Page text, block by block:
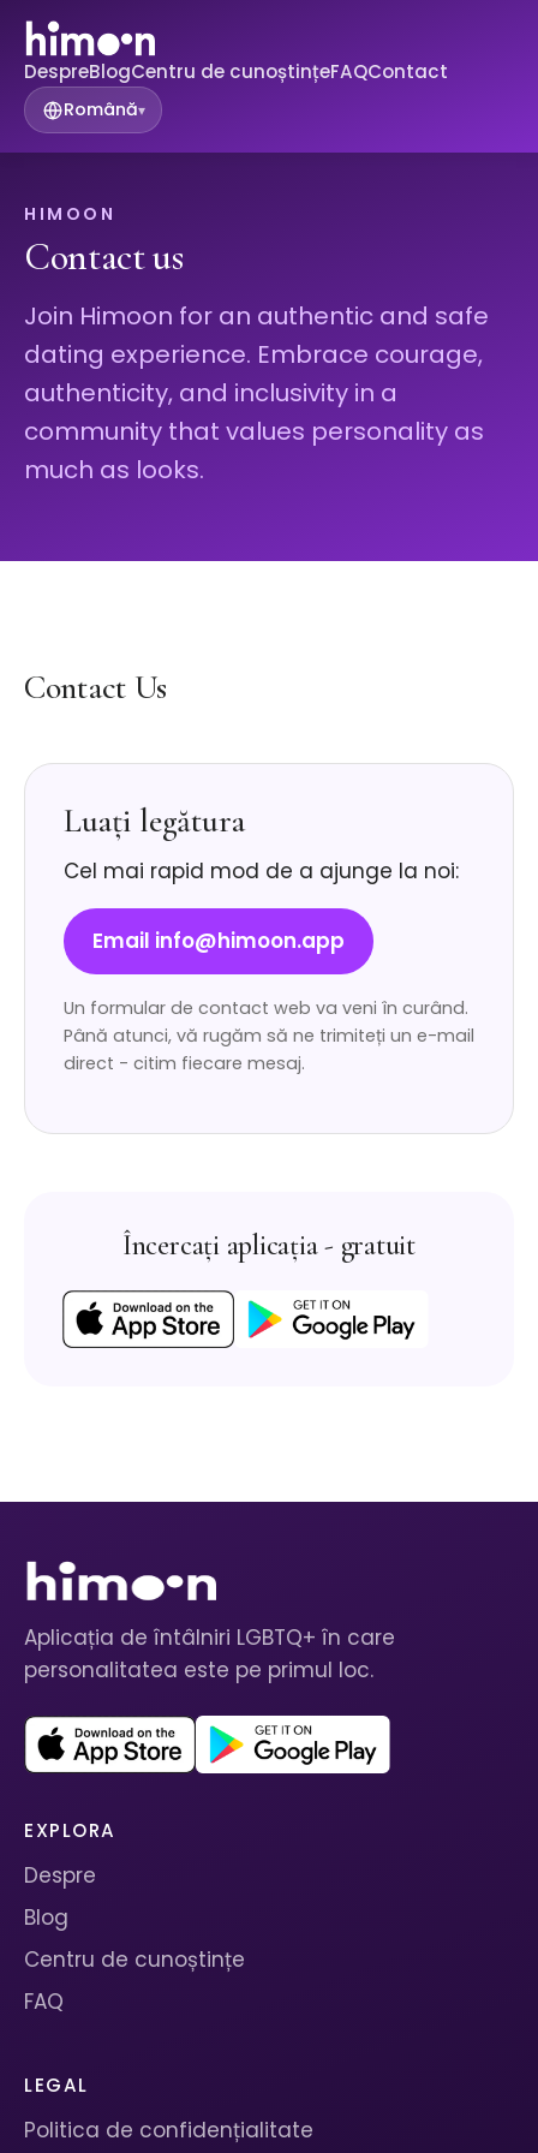
DespreBlogCentru de cunoștințeFAQContact
Română▾
HIMOON
Contact us
Join Himoon for an authentic and safe
dating experience. Embrace courage,
authenticity, and inclusivity in a
community that values personality as
much as looks.
Contact Us
Luați legătura
Cel mai rapid mod de a ajunge la noi:
Email info@himoon.app
Un formular de contact web va veni în curând.
Până atunci, vă rugăm să ne trimiteți un e-mail
direct - citim fiecare mesaj.
Încercați aplicația - gratuit
Aplicația de întâlniri LGBTQ+ în care
personalitatea este pe primul loc.
EXPLORA
Despre
Blog
Centru de cunoștințe
FAQ
LEGAL
Politica de confidențialitate